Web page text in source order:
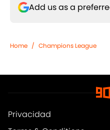
Add us as a
Home / Champions League
Privacidad